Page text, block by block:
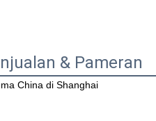
& Pameran
China di Shanghai